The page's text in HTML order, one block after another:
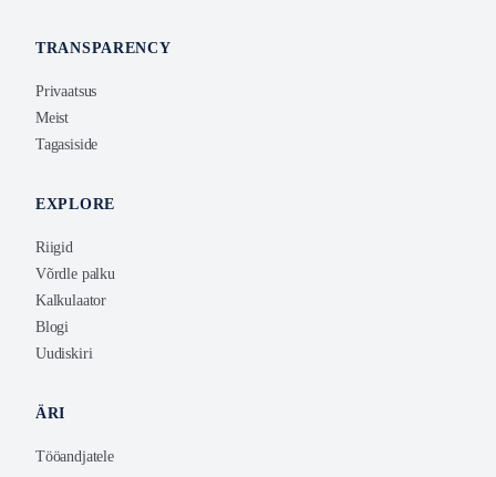
TRANSPARENCY
Privaatsus
Meist
Tagasiside
EXPLORE
Riigid
Võrdle palku
Kalkulaator
Blogi
Uudiskiri
ÄRI
Tööandjatele